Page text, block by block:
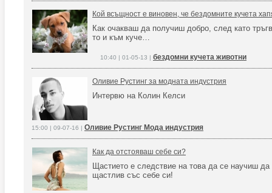
Кой всъщност е виновен, че бездомните кучета
Как очакваш да получиш добро, след като
то и към куче…
10:40 | 01-05-13 | бездомни кучета животни
Оливие Рустинг за модната индустрия
Интервю на Колин Келси
15:00 | 09-07-16 | Оливие Рустинг Мода индустрия
Как да отстояваш себе си?
Щастието е следствие на това да се научиш
щастлив със себе си!